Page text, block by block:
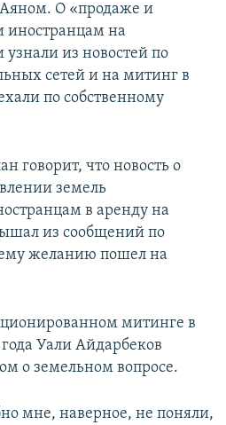
О «продаже и
иностранцам на
из новостей по
сетей и на митинг в
по собственному
говорит, что новость о
земель
в аренду на
из сообщений по
желанию пошел на
митинге в
Уали Айдарбеков
о земельном вопросе.
мне, наверное, не поняли,